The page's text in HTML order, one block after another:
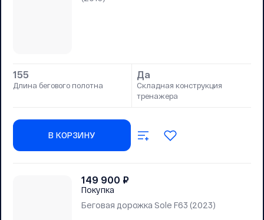
155
Длина бегового полотна
Да
Складная конструкция
тренажера
В КОРЗИНУ
149 900 ₽
Покупка
Беговая дорожка Sole F63 (2023)